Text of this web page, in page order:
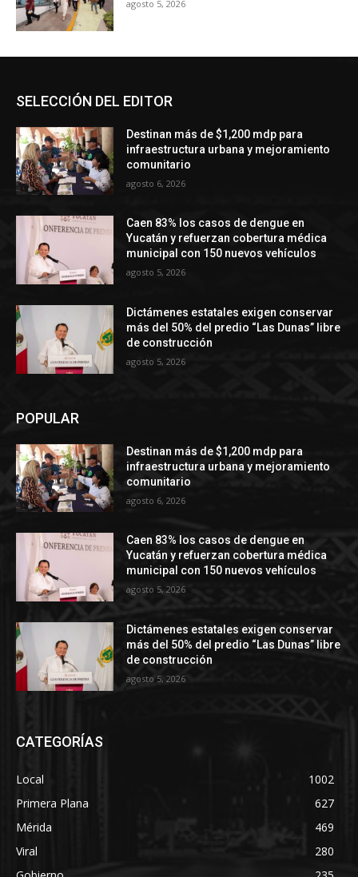
agosto 5, 2026
SELECCIÓN DEL EDITOR
Destinan más de $1,200 mdp para
infraestructura urbana y mejoramiento
comunitario
agosto 6, 2026
Caen 83% los casos de dengue en
Yucatán y refuerzan cobertura médica
municipal con 150 nuevos vehículos
agosto 5, 2026
Dictámenes estatales exigen conservar
más del 50% del predio “Las Dunas” libre
de construcción
agosto 5, 2026
POPULAR
Destinan más de $1,200 mdp para
infraestructura urbana y mejoramiento
comunitario
agosto 6, 2026
Caen 83% los casos de dengue en
Yucatán y refuerzan cobertura médica
municipal con 150 nuevos vehículos
agosto 5, 2026
Dictámenes estatales exigen conservar
más del 50% del predio “Las Dunas” libre
de construcción
agosto 5, 2026
CATEGORÍAS
Local
1002
Primera Plana
627
Mérida
469
Viral
280